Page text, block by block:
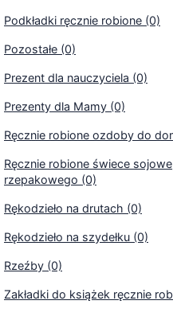
Podkładki ręcznie robione (0)
Pozostałe (0)
Prezent dla nauczyciela (0)
Prezenty dla Mamy (0)
Ręcznie robione ozdoby do
Ręcznie robione świece
rzepakowego (0)
Rękodzieło na drutach (0)
Rękodzieło na szydełku (0)
Rzeźby (0)
Zakładki do książek ręcznie